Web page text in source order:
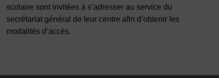
scolaire sont invitées à s’adresser au service du
secrétariat général de leur centre afin d’obtenir les
modalités d’accès.